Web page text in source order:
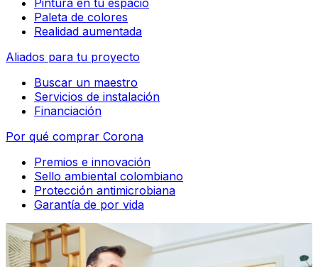
Pintura en tu espacio
Paleta de colores
Realidad aumentada
Aliados para tu proyecto
Buscar un maestro
Servicios de instalación
Financiación
Por qué comprar Corona
Premios e innovación
Sello ambiental colombiano
Protección antimicrobiana
Garantía de por vida